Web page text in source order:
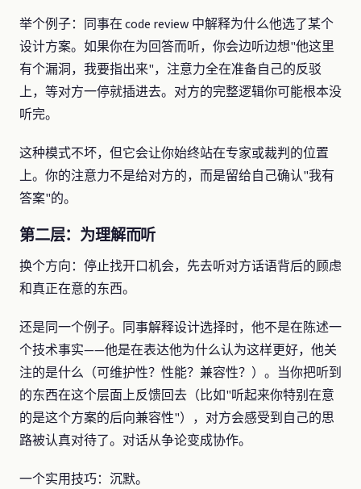
举个例子：同事在 code review 中解释为什么他选了某个
设计方案。如果你在为回答而听，你会边听边想"他这里
有个漏洞，我要指出来"，注意力全在准备自己的反驳
上，等对方一停就插进去。对方的完整逻辑你可能根本没
听完。
这种模式不坏，但它会让你始终站在专家或裁判的位置
上。你的注意力不是给对方的，而是留给自己确认"我有
答案"的。
第二层：为理解而听
换个方向：停止找开口机会，先去听对方话语背后的顾虑
和真正在意的东西。
还是同一个例子。同事解释设计选择时，他不是在陈述一
个技术事实——他是在表达他为什么认为这样更好，他关
注的是什么（可维护性？性能？兼容性？）。当你把听到
的东西在这个层面上反馈回去（比如"听起来你特别在意
的是这个方案的后向兼容性"），对方会感受到自己的思
路被认真对待了。对话从争论变成协作。
一个实用技巧：沉默。